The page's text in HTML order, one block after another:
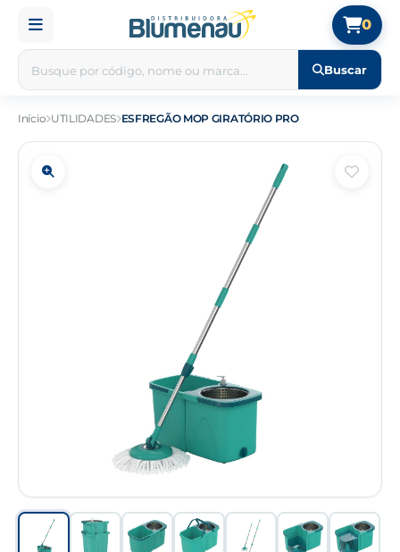
Buscar
0
Início UTILIDADES ESFREGÃO MOP GIRATÓRIO PRO